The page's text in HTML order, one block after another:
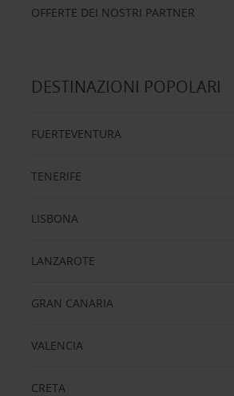
OFFERTE DEI NOSTRI PARTNER
DESTINAZIONI POPOLARI
FUERTEVENTURA
TENERIFE
LISBONA
LANZAROTE
GRAN CANARIA
VALENCIA
CRETA